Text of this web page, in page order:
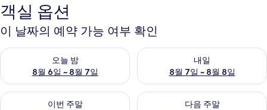
객실 옵션
이 날짜의 예약 가능 여부 확인
오늘 밤
8월 6일 ~ 8월 7일
오늘 밤 예약 가능 여부 확인, 8월 6일 ~ 8월 7일
내일
8월 7일 ~ 8월 8일
내일 예약 가능 여부 확인, 8월
이번 주말
이번 주말 예약 가능 여부 확인, 8월 7일 ~ 8월 9일
다음 주말
다음 주말 예약 가능 여부 확인,